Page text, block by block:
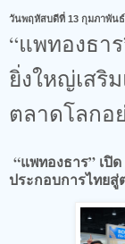
วันพฤหัสบดีที่ 13 กุมภาพันธ์
“แพทองธาร
ยิ่งใหญ่เสริ
ตลาดโลกอ
“แพทองธาร” เปิ
ประกอบการไทยสู่